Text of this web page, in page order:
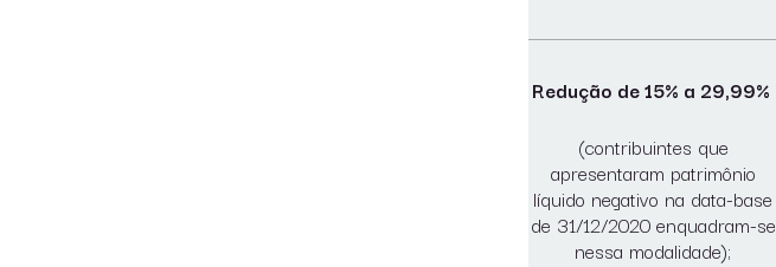
Redução de 15% a 29,99%
(contribuintes que
apresentaram patrimônio
líquido negativo na data-base
de 31/12/2020 enquadram-se
nessa modalidade);